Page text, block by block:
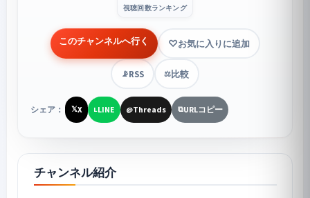
視聴回数ランキング
このチャンネルへ行く お気に入りに追加
📡RSS ⚖️比較
シェア： 𝕏X LLINE @Threads ⧉URLコピー
チャンネル紹介